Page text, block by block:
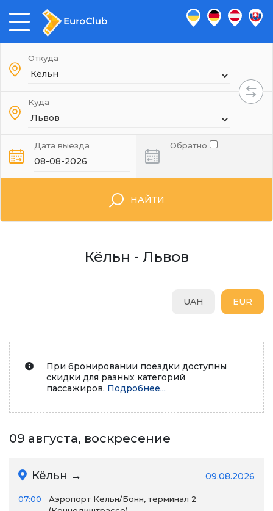
Откуда
Куда
Дата выезда Обратно
НАЙТИ
Кёльн - Львов
EUR
UAH
При бронировании поездки доступны
скидки для разных категорий
пассажиров. Подробнее...
09 августа, воскресение
Кёльн → 09.08.2026
07:00
Аэропорт Кельн/Бонн, терминал 2